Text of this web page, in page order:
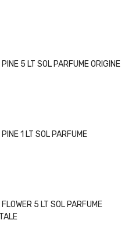
5 LT SOL PARFUME ORIGINE
1 LT SOL PARFUME
5 LT SOL PARFUME